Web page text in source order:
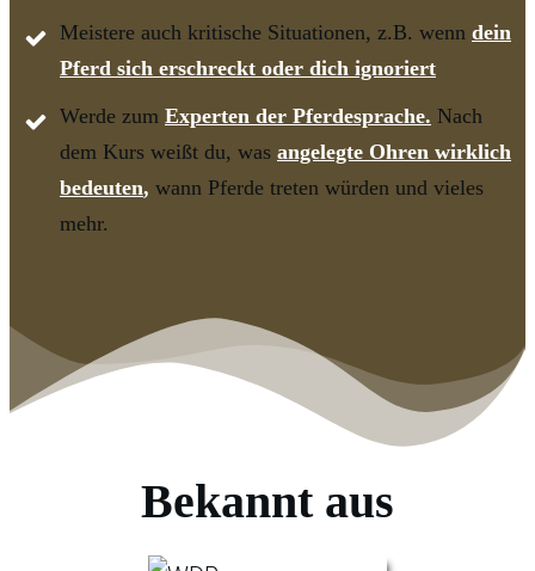
Meistere auch kritische Situationen, z.B. wenn dein
Pferd sich erschreckt oder dich ignoriert
Werde zum Experten der Pferdesprache. Nach
dem Kurs weißt du, was angelegte Ohren wirklich
bedeuten, wann Pferde treten würden und vieles
mehr.
Bekannt aus